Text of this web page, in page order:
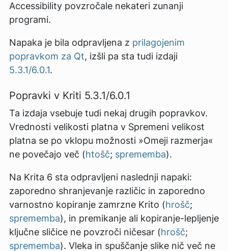
Accessibility povzročale nekateri zunanji
programi.
Napaka je bila odpravljena z prilagojenim
popravkom za Qt, izšli pa sta tudi izdaji
5.3.1/6.0.1.
Popravki v Kriti 5.3.1/6.0.1
Ta izdaja vsebuje tudi nekaj drugih popravkov.
Vrednosti velikosti platna v Spremeni velikost
platna se po vklopu možnosti »Omeji razmerja«
ne povečajo več (htošč; sprememba).
Na Krita 6 sta odpravljeni naslednji napaki:
zaporedno shranjevanje različic in zaporedno
varnostno kopiranje zamrzne Krito (hrošč;
sprememba), in premikanje ali kopiranje-lepljenje
ključne sličice ne povzroči ničesar (hrošč;
sprememba). Vleka in spuščanje slike nič več ne